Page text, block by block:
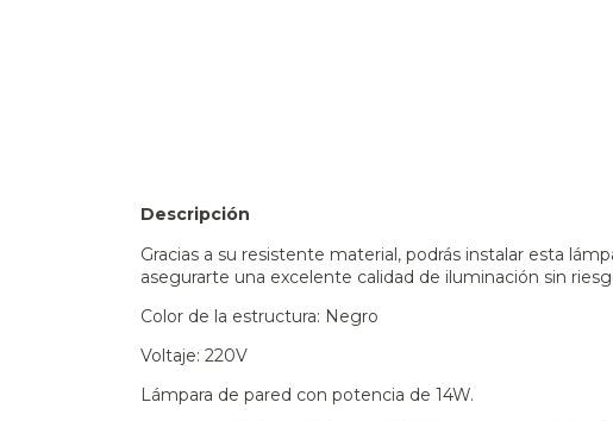
Descripción
Gracias a su resistente material, podrás instalar esta
asegurarte una excelente calidad de iluminación sin
Color de la estructura: Negro
Voltaje: 220V
Lámpara de pared con potencia de 14W.